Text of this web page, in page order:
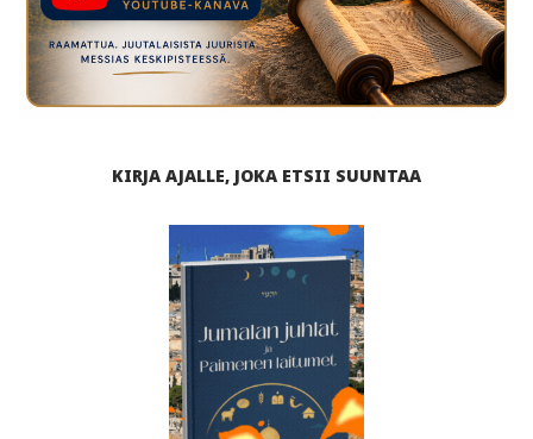
KIRJA AJALLE, JOKA ETSII SUUNTAA